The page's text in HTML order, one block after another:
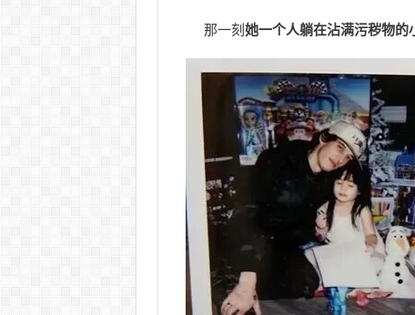
那一刻她一个人躺在沾满污秽物的